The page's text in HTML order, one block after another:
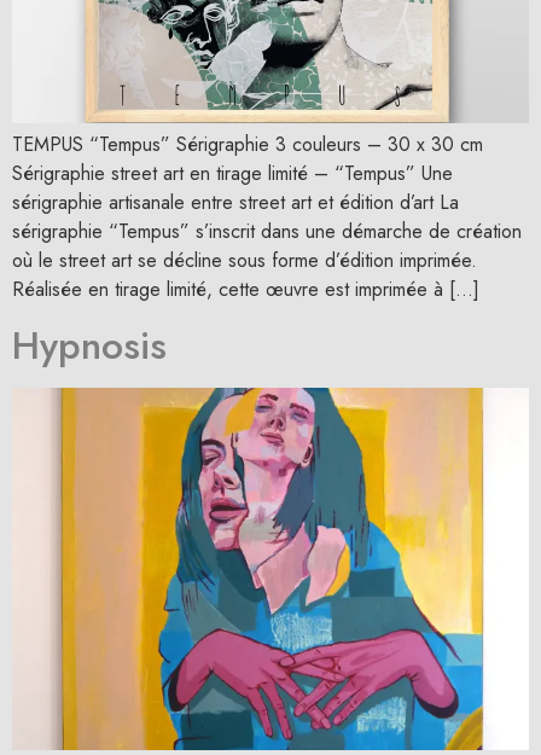
TEMPUS “Tempus” Sérigraphie 3 couleurs – 30 x 30 cm
Sérigraphie street art en tirage limité – “Tempus” Une
sérigraphie artisanale entre street art et édition d’art La
sérigraphie “Tempus” s’inscrit dans une démarche de création
où le street art se décline sous forme d’édition imprimée.
Réalisée en tirage limité, cette œuvre est imprimée à […]
Hypnosis